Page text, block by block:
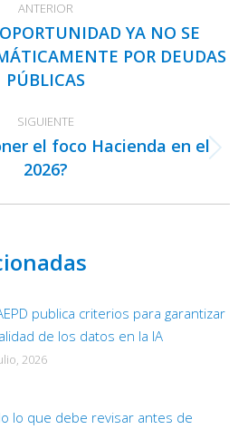
ANTERIOR
Publicación
anterior:
YA NO SE
POR DEUDAS
PÚBLICAS
SIGUIENTE
Publicación
siguiente:
el foco Hacienda en el
2026?
publica criterios para garantizar
de los datos en la IA
2026
lo que debe revisar antes de